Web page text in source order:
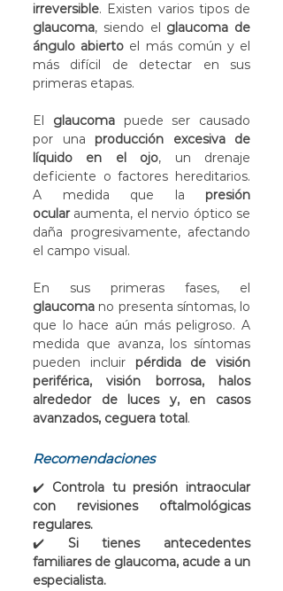
irreversible
glaucoma, siendo el glaucoma de
ángulo abierto el más común y el
más difícil de detectar en sus
primeras etapas.
El glaucoma puede ser causado
por una producción excesiva de
líquido en el ojo, un drenaje
deficiente o factores hereditarios.
A medida que la presión
ocular aumenta, el nervio óptico se
daña progresivamente, afectando
el campo visual.
glaucoma no presenta síntomas, lo
que lo hace aún más peligroso. A
medida que avanza, los síntomas
pueden incluir pérdida de visión
periférica, visión borrosa, halos
alrededor de luces y, en casos
avanzados, ceguera total.
Recomendaciones
✔️ Controla tu presión intraocular
con revisiones oftalmológicas
regulares.
✔️ Si tienes antecedentes
familiares de glaucoma, acude a un
especialista.